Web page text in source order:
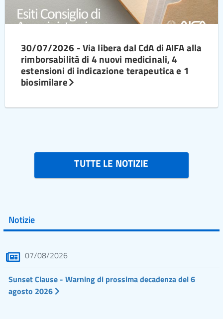
30/07/2026 - Via libera dal CdA di AIFA alla
rimborsabilità di 4 nuovi medicinali, 4
estensioni di indicazione terapeutica e 1
biosimilare
TUTTE LE NOTIZIE
Notizie
07/08/2026
Sunset Clause - Warning di prossima decadenza del 6
agosto 2026